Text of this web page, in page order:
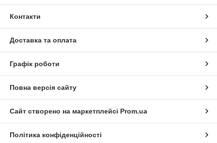
Контакти
Доставка та оплата
Графік роботи
Повна версія сайту
Сайт створено на маркетплейсі Prom.ua
Політика конфіденційності